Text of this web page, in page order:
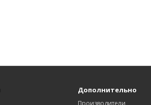
Дополнительно
Производители